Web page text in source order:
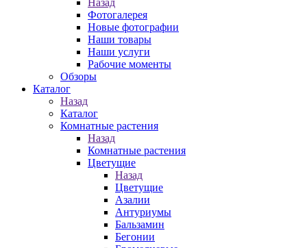
Фотогалерея
Новые фотографии
Наши товары
Наши услуги
Рабочие моменты
Обзоры
Каталог
Назад
Каталог
Комнатные растения
Назад
Комнатные растения
Цветущие
Назад
Цветущие
Азалии
Антуриумы
Бальзамин
Бегонии